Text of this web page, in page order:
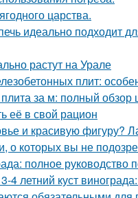
царства.
идеально подходит
растут на Урале
плит:
за м: полный обзор
её в свой рацион
и красивую фигуру?
о которых вы не
полное руководство
4 летний куст